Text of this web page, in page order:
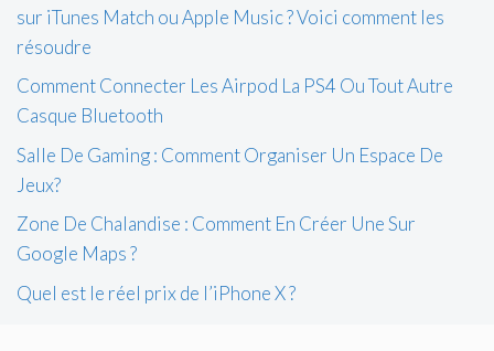
sur iTunes Match ou Apple Music ? Voici comment les
résoudre
Comment Connecter Les Airpod La PS4 Ou Tout Autre
Casque Bluetooth
Salle De Gaming : Comment Organiser Un Espace De
Jeux?
Zone De Chalandise : Comment En Créer Une Sur
Google Maps ?
Quel est le réel prix de l’iPhone X ?